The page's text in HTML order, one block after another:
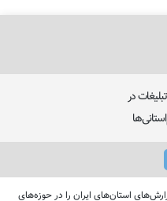
تبلیغات در
اخبار و گزارش‌های استان‌های ایران را در حوزه‌های